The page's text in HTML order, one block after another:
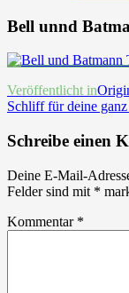
Bell unnd
Beitrags-
Navigation
Veröffentlicht in
Schliff für deine
Schreibe einen
Deine E-Mail-
Felder sind mit *
Kommentar *